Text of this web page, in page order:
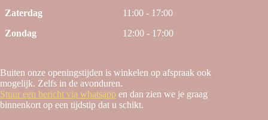
Zaterdag
11:00 - 17:00
Zondag
12:00 - 17:00
Buiten onze openingstijden is winkelen op afspraak ook
mogelijk. Zelfs in de avonduren.
Stuur een bericht via whatsapp en dan zien we je graag
binnenkort op een tijdstip dat u schikt.